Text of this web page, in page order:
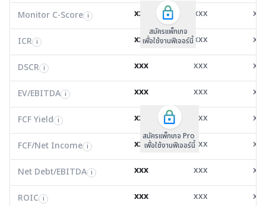
Monitor C-Score
0.00 0.00
ICR i -3.56 0.00
DSCR
EV/EBITDA
84.31 -20.53
FCF Yield i 0.00 1.06
FCF/Net Income
0.00 -0.02
29.84 -4.63
ROIC i 1.00 -19.67
Valuation Metrics
Monitor C-Score i
ICR i
DSCR i
สมัครแพ็คเกจ B
เพื่อใช้งานฟีเจอร์นี้
FCF Yield i
FCF/Net Income
Net Debt/EBITDA
ROIC i
สมัครแพ็คเกจ B
เพื่อใช้งานฟีเจอร์นี้
Monitor C-Score i xxx xxx
ICR i xxx xxx
DSCR i xxx xxx
สมัครแพ็กเกจ
เพื่อใช้งานฟีเจอร์นี้
EV/EBITDA i xxx xxx
FCF Yield i xxx xxx
FCF/Net Income i xxx xxx
Net Debt/EBITDA i xxx xxx
ROIC i xxx xxx
สมัครแพ็กเกจ Pro
เพื่อใช้งานฟีเจอร์นี้